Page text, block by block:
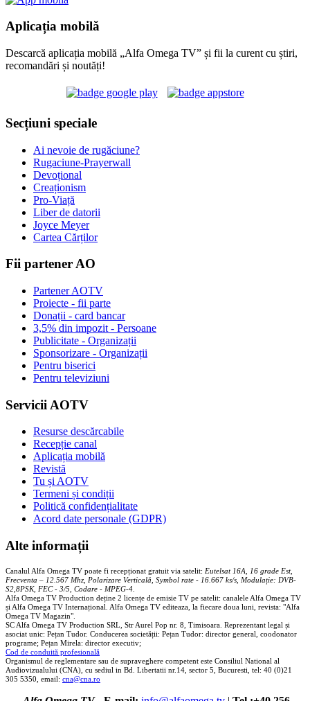
Aplicația mobilă
Descarcă aplicația mobilă „Alfa Omega TV” și fii la curent cu știri,
recomandări și noutăți!
Secțiuni speciale
Ai nevoie de rugăciune?
Rugaciune-Prayerwall
Devoțional
Creaționism
Pro-Viață
Liber de datorii
Joyce Meyer
Cartea Cărților
Fii partener AO
Partener AOTV
Proiecte - fii parte
Donații - card bancar
3,5% din impozit - Persoane
Publicitate - Organizații
Sponsorizare - Organizații
Pentru biserici
Pentru televiziuni
Servicii AOTV
Resurse descărcabile
Recepție canal
Aplicația mobilă
Revistă
Tu și AOTV
Termeni și condiții
Politică confidențialitate
Acord date personale (GDPR)
Alte informații
Canalul Alfa Omega TV poate fi recepționat gratuit via satelit: Eutelsat 16A, 16 grade Est,
Frecventa – 12.567 Mhz, Polarizare Verticală, Symbol rate - 16.667 ks/s, Modulație: DVB-
S2,8PSK, FEC - 3/5, Codare - MPEG-4
Alfa Omega TV Production deține 2 licențe de emisie TV pe satelit: canalele Alfa Omega TV
și Alfa Omega TV Internațional. Alfa Omega TV editeaza, la fiecare doua luni, revista: "Alfa
Omega TV Magazin".
SC Alfa Omega TV Production SRL, Str Aurel Pop nr. 8, Timisoara. Reprezentant legal și
asociat unic: Pețan Tudor. Conducerea societății: Pețan Tudor: director general, coodonator
programe; Pețan Mirela: director executiv;
Cod de conduită profesională
Organismul de reglementare sau de supraveghere competent este Consiliul National al
Audiovizualului (CNA), cu sediul in Bd. Libertatii nr.14, sector 5, Bucuresti, tel: 40 (0)21
305 5350, email: cna@cna.ro